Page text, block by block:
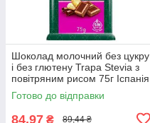
Шоколад молочний без цукру
і без глютену Trapa Stevia з
повітряним рисом 75г Іспанія
Готово до відправки
84,97 ₴ 89,44 ₴